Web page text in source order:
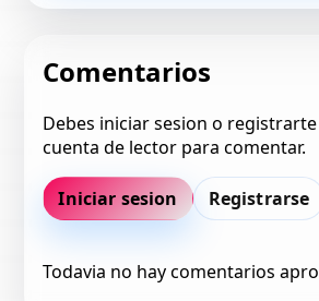
Comentarios
Debes iniciar sesion o
cuenta de lector para comentar.
Iniciar sesion Registrarse
Todavia no hay comentarios